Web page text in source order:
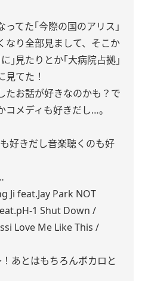
てた｢今際の国のアリス｣
なり全部見まして、そこか
｣見たりとか｢大病院占拠｣
見てた！
たお話が好きなのかも？で
メディも好きだし…。
好きだし音楽聴くのも好
Ji feat.Jay Park NOT
1 Shut Down /
Love Me Like This /
あとはもちろんボカロと